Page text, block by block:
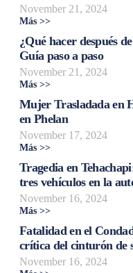
November 21, 2024
Más >>
¿Qué hacer después
Guía paso a paso
November 21, 2024
Más >>
Mujer Trasladada en
en Phelan
November 17, 2024
Más >>
Tragedia en
tres vehículos en la
November 16, 2024
Más >>
Fatalidad en el
crítica del cinturón de
November 16, 2024